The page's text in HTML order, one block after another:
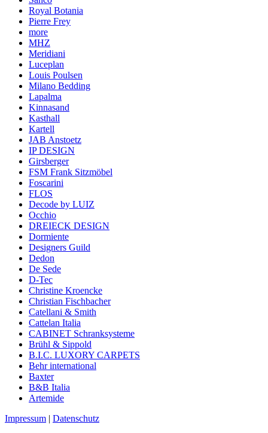
Royal Botania
Pierre Frey
more
MHZ
Meridiani
Luceplan
Louis Poulsen
Milano Bedding
Lapalma
Kinnasand
Kasthall
Kartell
JAB Anstoetz
IP DESIGN
Girsberger
FSM Frank Sitzmöbel
Foscarini
FLOS
Decode by LUIZ
Occhio
DREIECK DESIGN
Dormiente
Designers Guild
Dedon
De Sede
D-Tec
Christine Kroencke
Christian Fischbacher
Catellani & Smith
Cattelan Italia
CABINET Schranksysteme
Brühl & Sippold
B.I.C. LUXORY CARPETS
Behr international
Baxter
B&B Italia
Artemide
Impressum | Datenschutz